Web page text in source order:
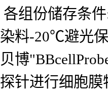
各组份储存条
染料-20℃避光
贝博
探针进行细胞膜